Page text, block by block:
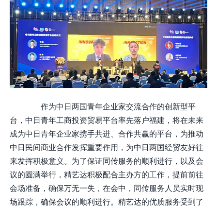
作为中日两国青年企业家交流合作的创新型平
台，中日青年工商投资贸易平台率先落户福建，将在未来
成为中日青年企业家携手共进、合作共赢的平台，为推动
中日民间商业合作发挥重要作用，为中日两国经贸友好往
来发挥积极意义。为了保证同传服务的顺利进行，以及会
议的圆满举行，精艺达积极配合主办方的工作，提前前往
会场准备，确保万无一失，在会中，同传服务人员实时现
场跟踪，确保会议的顺利进行。精艺达的优质服务受到了